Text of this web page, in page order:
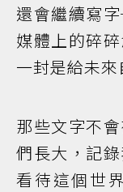
還會繼續寫
媒體上的碎
一封是給未來
那些文字不
們長大，記
看待這個世